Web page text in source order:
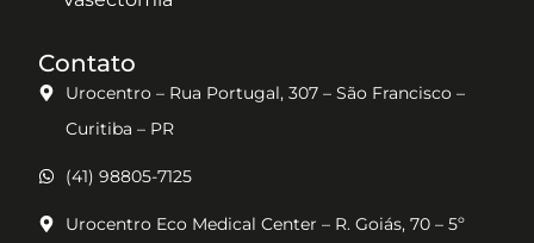
Contato
Urocentro – Rua Portugal, 307 – São Francisco –
Curitiba – PR
(41) 98805-7125
Urocentro Eco Medical Center – R. Goiás, 70 – 5º